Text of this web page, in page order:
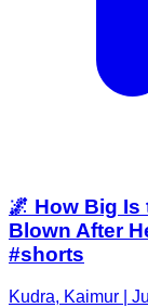
🌌 How Big
Blown After
#shorts
Kudra, Kaimur |